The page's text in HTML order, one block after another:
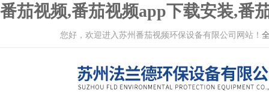
番茄视频,番茄视频app下载安装,番
您好，欢迎进入苏州番茄视频环保设备有限公司网站！